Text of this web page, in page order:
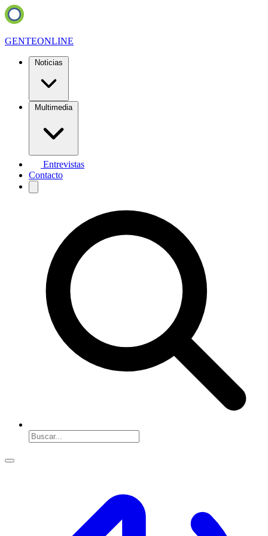
GENTEONLINE
Noticias
Multimedia
Entrevistas
Contacto